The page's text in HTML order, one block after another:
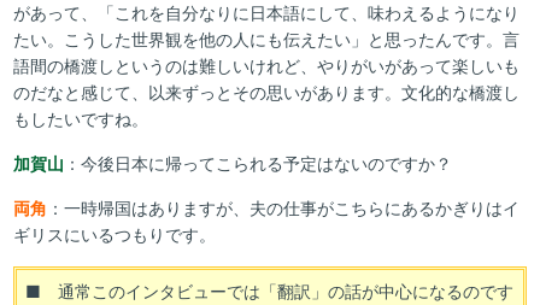
があって、「これを自分なりに日本語にして、味わえるようになり
たい。こうした世界観を他の人にも伝えたい」と思ったんです。言
語間の橋渡しというのは難しいけれど、やりがいがあって楽しいも
のだなと感じて、以来ずっとその思いがあります。文化的な橋渡し
もしたいですね。
加賀山 ：今後日本に帰ってこられる予定はないのですか？
両角 ：一時帰国はありますが、夫の仕事がこちらにあるかぎりはイ
ギリスにいるつもりです。
■ 通常このインタビューでは「翻訳」の話が中心になるのです